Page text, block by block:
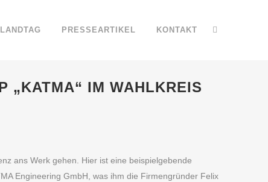
LANDTAG PRESSEARTIKEL KONTAKT
„KATMA“ IM WAHLKREIS
ans Werk gehen. Hier ist eine beispielgebende
Engineering GmbH, was ihm die Firmengründer Felix